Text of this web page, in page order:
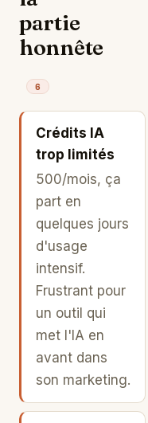
partie
honnête
6
Crédits IA
trop limités
500/mois, ça
part en
quelques jours
d'usage
intensif.
Frustrant pour
un outil qui
met l'IA en
avant dans
son marketing.